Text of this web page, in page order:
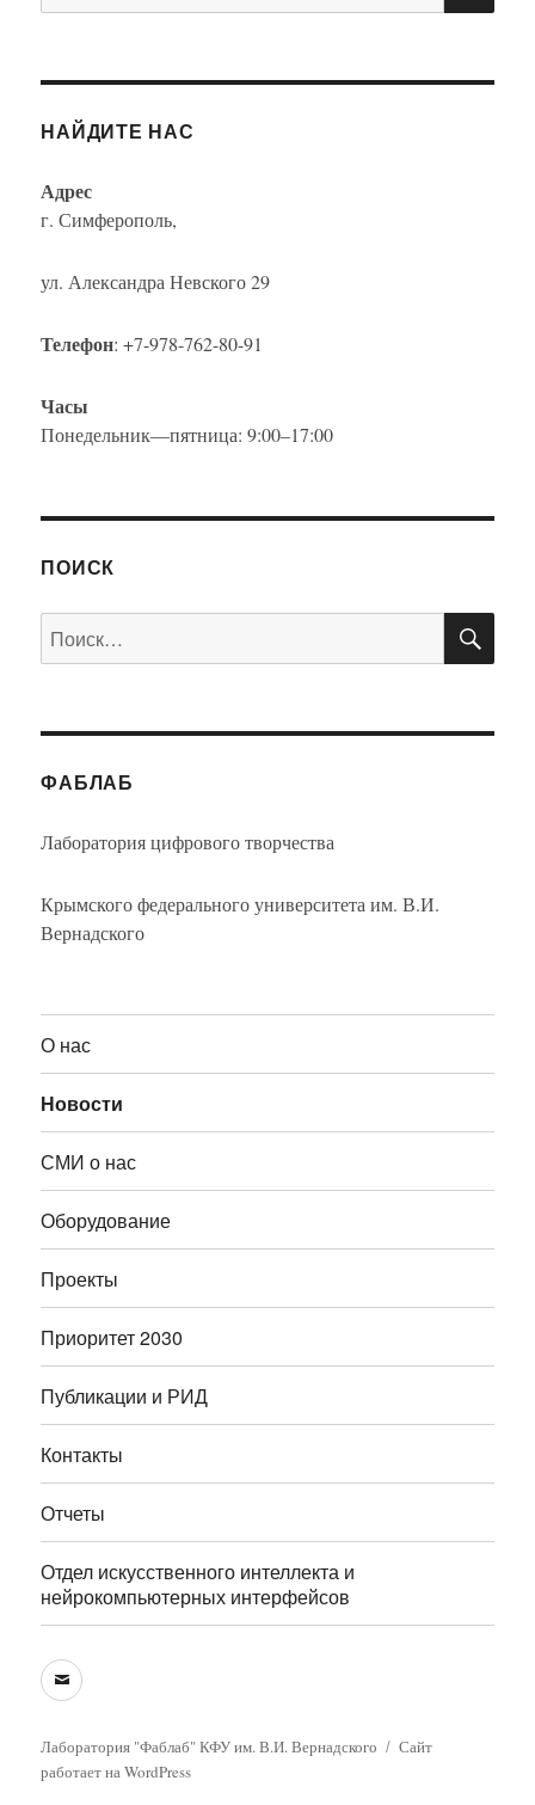
НАЙДИТЕ НАС
Адрес
г. Симферополь,
ул. Александра Невского 29
Телефон: +7-978-762-80-91
Часы
Понедельник—пятница: 9:00–17:00
ПОИСК
Искать:
ФАБЛАБ
Лаборатория цифрового творчества
Крымского федерального университета им. В.И.
Вернадского
О нас
Новости
СМИ о нас
Оборудование
Проекты
Приоритет 2030
Публикации и РИД
Контакты
Отчеты
Отдел искусственного интеллекта и
нейрокомпьютерных интерфейсов
E-
Лаборатория "Фаблаб" КФУ им. В.И. Вернадского
Сайт
работает на WordPress